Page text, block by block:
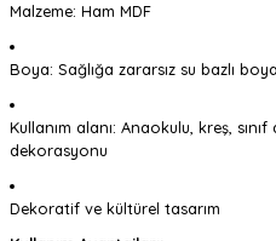
Malzeme: Ham MDF
Boya: Sağlığa zararsız su bazlı boya
Kullanım alanı: Anaokulu, kreş,
dekorasyonu
Dekoratif ve kültürel tasarım